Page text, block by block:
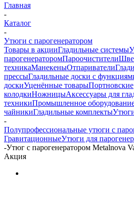
Главная
-
Каталог
-
Утюги с парогенератором
Товары в акцииГладильные системы
парогенераторомПароочистители
техникаМанекеныОтпариватели
прессыГладильные доски с
доскиУценённые товарыПортновские
колодкиНожницыАксессуары для
техникиПромышленное
чайникиГладильные комплекты
-
Полупрофессиональные утюги с
ГравитационныеУтюги для
-Утюг с парогенератором Metalnova
Акция